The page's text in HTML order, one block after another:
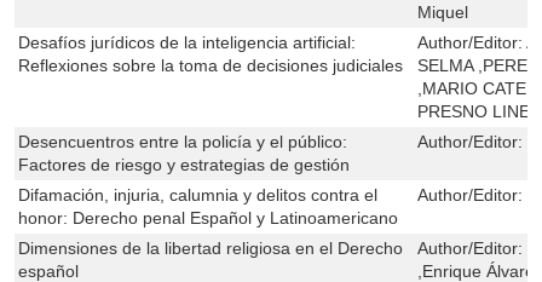
Miquel
Desafíos jurídicos de la inteligencia artificial:
Reflexiones sobre la toma de decisiones judiciales
Author/Editor:
SELMA ,PERE
,MARIO
PRESNO
Desencuentros entre la policía y el público:
Factores de riesgo y estrategias de gestión
Author/Editor:
Difamación, injuria, calumnia y delitos contra el
honor: Derecho penal Español y Latinoamericano
Author/Editor:
Dimensiones de la libertad religiosa en el Derecho
español
Author/Editor:
,Enrique